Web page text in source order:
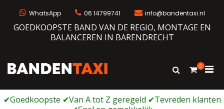
WhatsApp 06 14799741 info@bandentaxi.nl
GOEDKOOPSTE BAND VAN DE REGIO, MONTAGE EN
BALANCEREN IN BARENDRECHT
Bandengarage met eigen webshop
Toon
0
voor